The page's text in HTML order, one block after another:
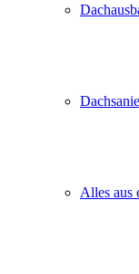
Alles aus